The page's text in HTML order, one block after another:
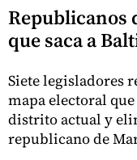
Republicanos
que saca a
Siete legisladores
mapa electoral
distrito actual y
republicano de